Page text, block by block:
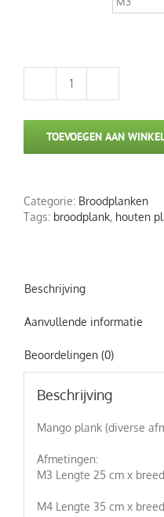
Plank
6)
aantal
TOEVOEGEN AAN
Categorie: Broodplanken
Tags: broodplank, houten
Beschrijving
Aanvullende informatie
Beoordelingen (0)
Beschrijving
Mango plank (diverse
Afmetingen:
M3 Lengte 25 cm x
M4 Lengte 35 cm x